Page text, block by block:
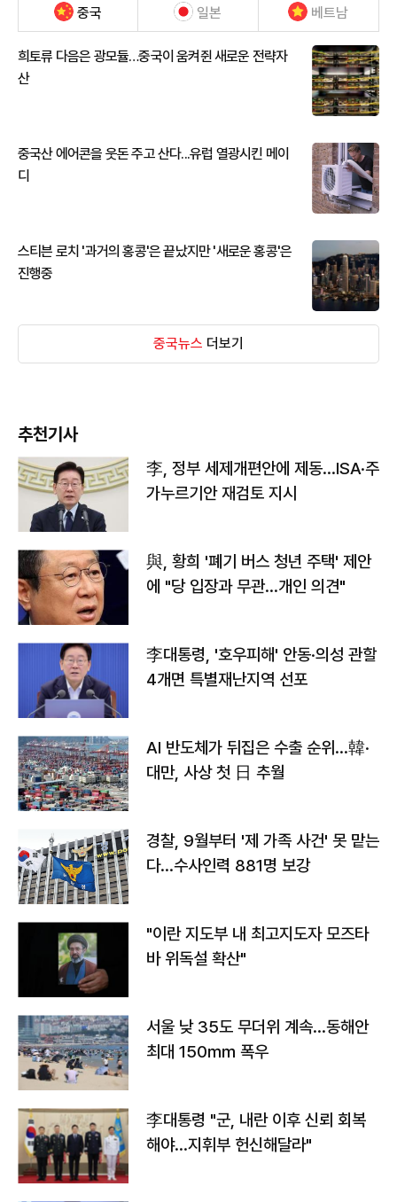
중국 일본 베트남
희토류 다음은 광모듈…중국이 움켜쥔 새로운 전략자
산
중국산 에어콘을 웃돈 주고 산다...유럽 열광시킨 메이
디
스티븐 로치 '과거의 홍콩'은 끝났지만 '새로운 홍콩'은
진행중
중국뉴스 더보기
추천기사
李, 정부 세제개편안에 제동…ISA·주
가누르기안 재검토 지시
與, 황희 '폐기 버스 청년 주택' 제안
에 "당 입장과 무관…개인 의견"
李대통령, '호우피해' 안동·의성 관할
4개면 특별재난지역 선포
AI 반도체가 뒤집은 수출 순위…韓·
대만, 사상 첫 日 추월
경찰, 9월부터 '제 가족 사건' 못 맡는
다…수사인력 881명 보강
"이란 지도부 내 최고지도자 모즈타
바 위독설 확산"
서울 낮 35도 무더위 계속…동해안
최대 150㎜ 폭우
李대통령 "군, 내란 이후 신뢰 회복
해야…지휘부 헌신해달라"